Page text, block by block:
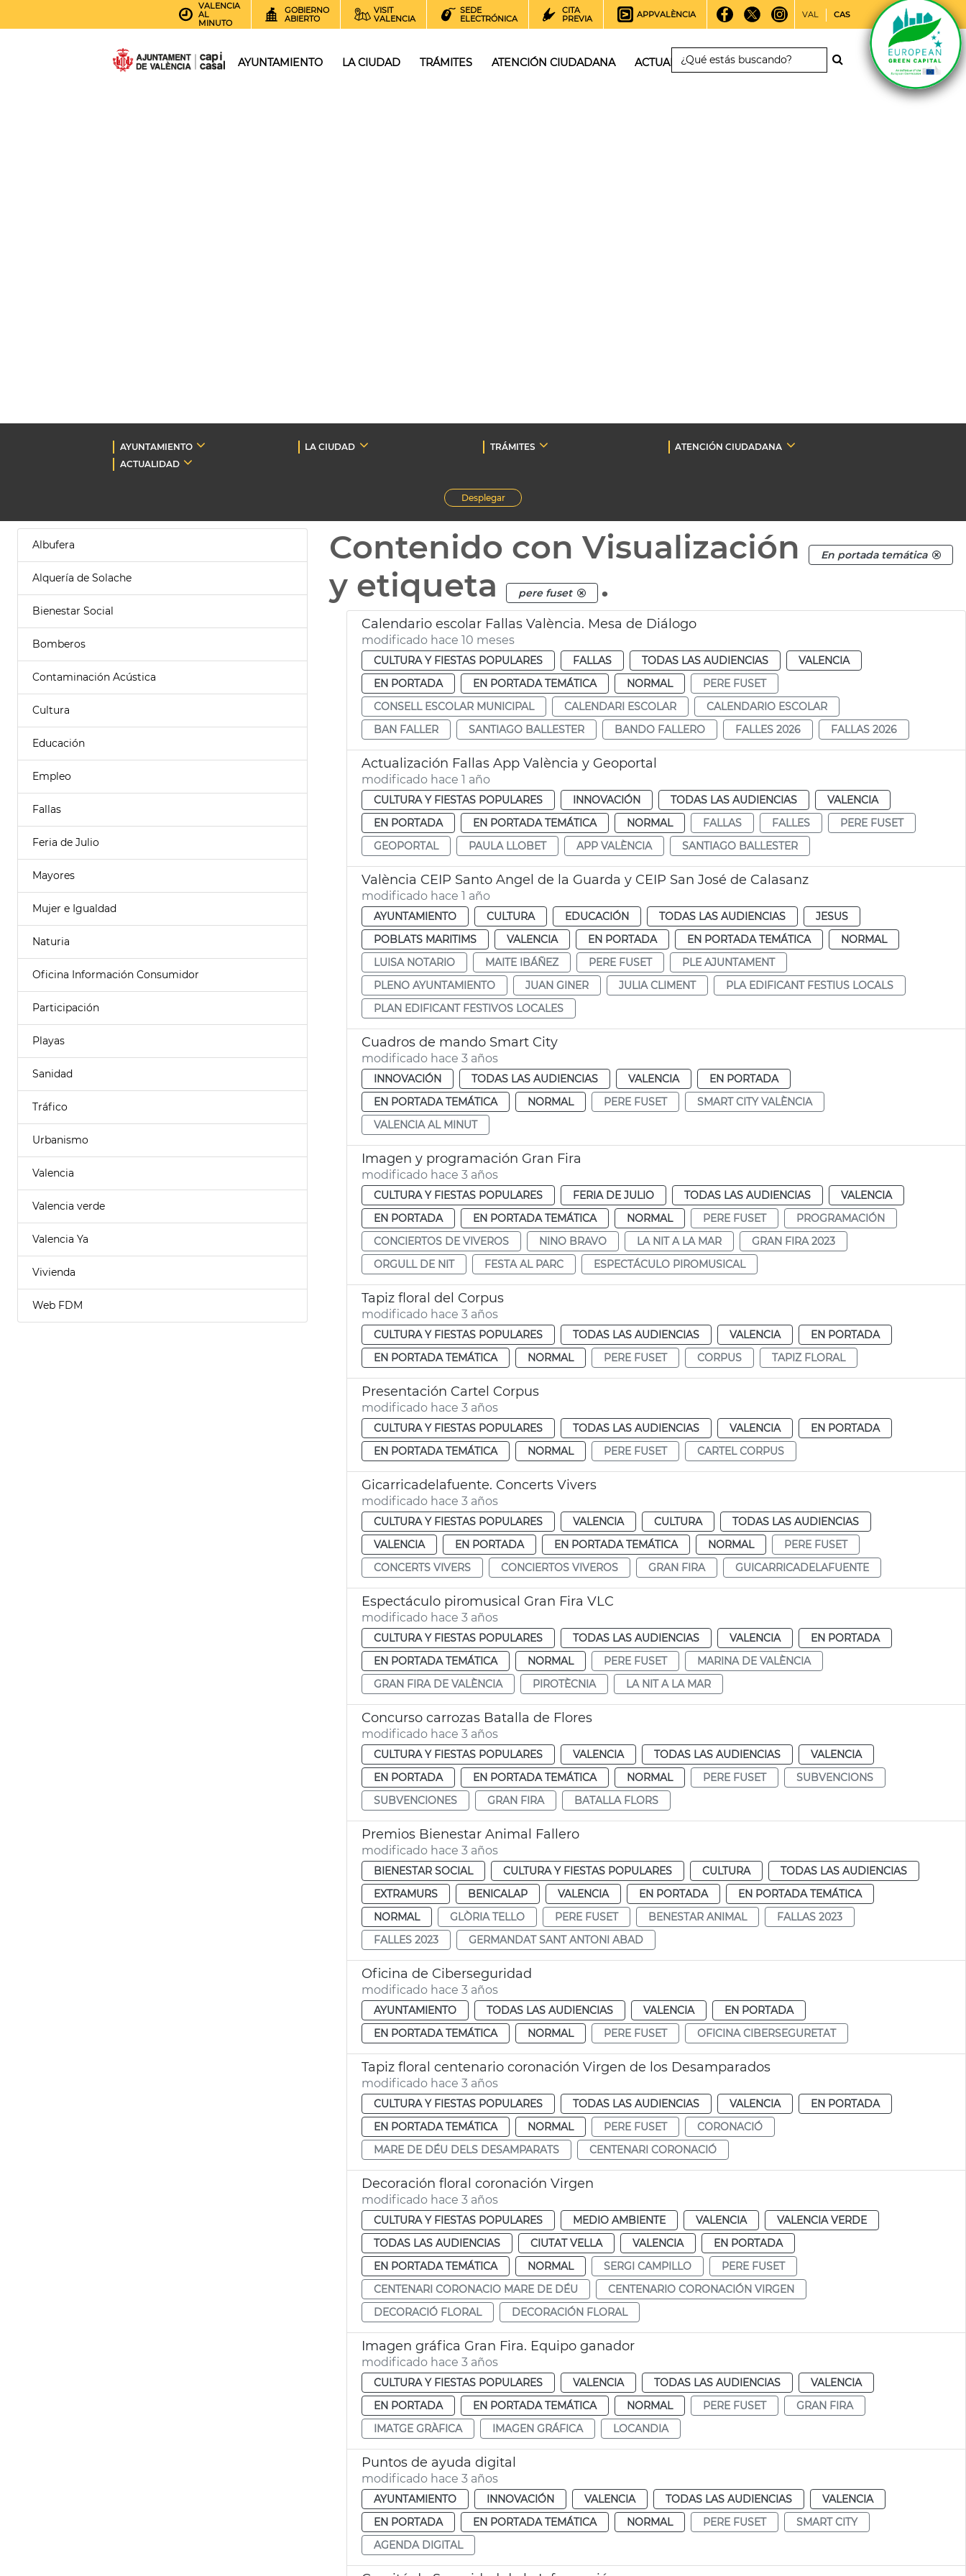
VALENCIA
AL
MINUTO
GOBIERNO
ABIERTO
VISIT
VALENCIA
SEDE
ELECTRÓNICA
CITA
PREVIA
APPVALÈNCIA VAL CAS
AYUNTAMIENTO LA CIUDAD TRÁMITES ATENCIÓN CIUDADANA ACTUALIDAD
AYUNTAMIENTO LA CIUDAD TRÁMITES
ATENCIÓN CIUDADANA
ACTUALIDAD
Desplegar
Albufera
Alquería de Solache
Bienestar Social
Bomberos
Contaminación Acústica
Cultura
Educación
Empleo
Fallas
Feria de Julio
Mayores
Mujer e Igualdad
Naturia
Oficina Información Consumidor
Participación
Playas
Sanidad
Tráfico
Urbanismo
Valencia
Valencia verde
Valencia Ya
Vivienda
Web FDM
Contenido con Visualización En portada temática
y etiqueta pere fuset .
Calendario escolar Fallas València. Mesa de Diálogo
modificado hace 10 meses
CULTURA Y FIESTAS POPULARES FALLAS TODAS LAS AUDIENCIAS
VALENCIA
EN PORTADA
EN PORTADA TEMÁTICA NORMAL
PERE FUSET
CONSELL ESCOLAR MUNICIPAL
CALENDARI ESCOLAR
CALENDARIO ESCOLAR
BAN FALLER
SANTIAGO BALLESTER BANDO FALLERO FALLES 2026 FALLAS 2026
Actualización Fallas App València y Geoportal
modificado hace 1 año
CULTURA Y FIESTAS POPULARES INNOVACIÓN TODAS LAS AUDIENCIAS
VALENCIA
EN PORTADA
EN PORTADA TEMÁTICA NORMAL FALLAS FALLES
PERE FUSET
GEOPORTAL
PAULA LLOBET APP VALÈNCIA SANTIAGO BALLESTER
València CEIP Santo Angel de la Guarda y CEIP San José de Calasanz
modificado hace 1 año
AYUNTAMIENTO CULTURA EDUCACIÓN TODAS LAS AUDIENCIAS
JESUS
POBLATS MARITIMS
VALENCIA EN PORTADA EN PORTADA TEMÁTICA
NORMAL
LUISA NOTARIO
MAITE IBÁÑEZ PERE FUSET
PLE AJUNTAMENT
PLENO AYUNTAMIENTO
JUAN GINER JULIA CLIMENT
PLA EDIFICANT FESTIUS LOCALS
PLAN EDIFICANT FESTIVOS LOCALES
Cuadros de mando Smart City
modificado hace 3 años
INNOVACIÓN TODAS LAS AUDIENCIAS VALENCIA
EN PORTADA
EN PORTADA TEMÁTICA
NORMAL PERE FUSET
SMART CITY VALÈNCIA
VALENCIA AL MINUT
Imagen y programación Gran Fira
modificado hace 3 años
CULTURA Y FIESTAS POPULARES FERIA DE JULIO TODAS LAS AUDIENCIAS
VALENCIA
EN PORTADA
EN PORTADA TEMÁTICA NORMAL PERE FUSET
PROGRAMACIÓN
CONCIERTOS DE VIVEROS
NINO BRAVO LA NIT A LA MAR
GRAN FIRA 2023
ORGULL DE NIT
FESTA AL PARC ESPECTÁCULO PIROMUSICAL
Tapiz floral del Corpus
modificado hace 3 años
CULTURA Y FIESTAS POPULARES TODAS LAS AUDIENCIAS VALENCIA
EN PORTADA
EN PORTADA TEMÁTICA
NORMAL PERE FUSET CORPUS TAPIZ FLORAL
Presentación Cartel Corpus
modificado hace 3 años
CULTURA Y FIESTAS POPULARES TODAS LAS AUDIENCIAS VALENCIA
EN PORTADA
EN PORTADA TEMÁTICA
NORMAL PERE FUSET CARTEL CORPUS
Gicarricadelafuente. Concerts Vivers
modificado hace 3 años
CULTURA Y FIESTAS POPULARES VALENCIA CULTURA
TODAS LAS AUDIENCIAS
VALENCIA
EN PORTADA EN PORTADA TEMÁTICA NORMAL
PERE FUSET
CONCERTS VIVERS
CONCIERTOS VIVEROS GRAN FIRA GUICARRICADELAFUENTE
Espectáculo piromusical Gran Fira VLC
modificado hace 3 años
CULTURA Y FIESTAS POPULARES TODAS LAS AUDIENCIAS VALENCIA
EN PORTADA
EN PORTADA TEMÁTICA
NORMAL PERE FUSET
MARINA DE VALÈNCIA
GRAN FIRA DE VALÈNCIA
PIROTÈCNIA LA NIT A LA MAR
Concurso carrozas Batalla de Flores
modificado hace 3 años
CULTURA Y FIESTAS POPULARES VALENCIA TODAS LAS AUDIENCIAS
VALENCIA
EN PORTADA
EN PORTADA TEMÁTICA NORMAL PERE FUSET
SUBVENCIONS
SUBVENCIONES
GRAN FIRA BATALLA FLORS
Premios Bienestar Animal Fallero
modificado hace 3 años
BIENESTAR SOCIAL CULTURA Y FIESTAS POPULARES CULTURA
TODAS LAS AUDIENCIAS
EXTRAMURS
BENICALAP VALENCIA EN PORTADA
EN PORTADA TEMÁTICA
NORMAL
GLÒRIA TELLO PERE FUSET BENESTAR ANIMAL
FALLAS 2023
FALLES 2023
GERMANDAT SANT ANTONI ABAD
Oficina de Ciberseguridad
modificado hace 3 años
AYUNTAMIENTO TODAS LAS AUDIENCIAS VALENCIA
EN PORTADA
EN PORTADA TEMÁTICA
NORMAL PERE FUSET OFICINA CIBERSEGURETAT
Tapiz floral centenario coronación Virgen de los Desamparados
modificado hace 3 años
CULTURA Y FIESTAS POPULARES TODAS LAS AUDIENCIAS VALENCIA
EN PORTADA
EN PORTADA TEMÁTICA
NORMAL PERE FUSET
CORONACIÓ
MARE DE DÉU DELS DESAMPARATS
CENTENARI CORONACIÓ
Decoración floral coronación Virgen
modificado hace 3 años
CULTURA Y FIESTAS POPULARES MEDIO AMBIENTE VALENCIA
VALENCIA VERDE
TODAS LAS AUDIENCIAS
CIUTAT VELLA VALENCIA
EN PORTADA
EN PORTADA TEMÁTICA
NORMAL SERGI CAMPILLO
PERE FUSET
CENTENARI CORONACIO MARE DE DÉU
CENTENARIO CORONACIÓN VIRGEN
DECORACIÓ FLORAL
DECORACIÓN FLORAL
Imagen gráfica Gran Fira. Equipo ganador
modificado hace 3 años
CULTURA Y FIESTAS POPULARES VALENCIA TODAS LAS AUDIENCIAS
VALENCIA
EN PORTADA
EN PORTADA TEMÁTICA NORMAL PERE FUSET
GRAN FIRA
IMATGE GRÀFICA
IMAGEN GRÁFICA LOCANDIA
Puntos de ayuda digital
modificado hace 3 años
AYUNTAMIENTO INNOVACIÓN VALENCIA TODAS LAS AUDIENCIAS
VALENCIA
EN PORTADA
EN PORTADA TEMÁTICA NORMAL PERE FUSET
SMART CITY
AGENDA DIGITAL